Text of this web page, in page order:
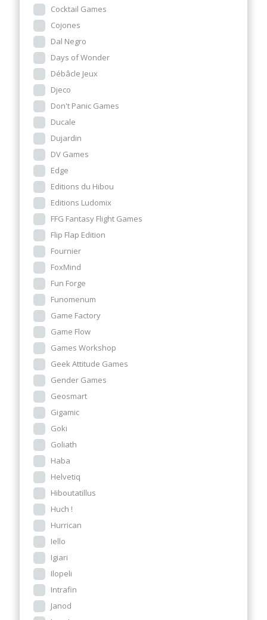
Cocktail Games
Cojones
Dal Negro
Days of Wonder
Débâcle Jeux
Djeco
Don't Panic Games
Ducale
Dujardin
DV Games
Edge
Editions du Hibou
Editions Ludomix
FFG Fantasy Flight Games
Flip Flap Edition
Fournier
FoxMind
Fun Forge
Funomenum
Game Factory
Game Flow
Games Workshop
Geek Attitude Games
Gender Games
Geosmart
Gigamic
Goki
Goliath
Haba
Helvetiq
Hiboutatillus
Huch !
Hurrican
Iello
Igiari
Ilopeli
Intrafin
Janod